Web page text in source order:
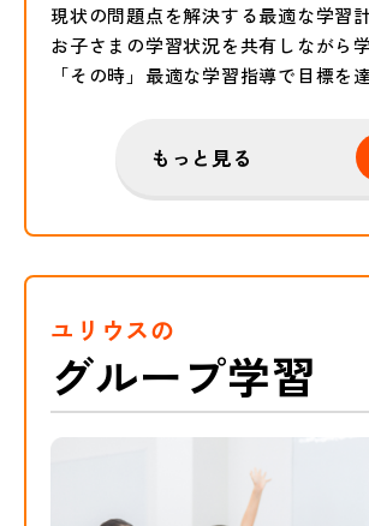
現状の問題点を解決する最適な学習
お子さまの学習状況を共有しながら学
「その時」最適な学習指導で目標を
もっと見る
ユリウスの
グループ学習